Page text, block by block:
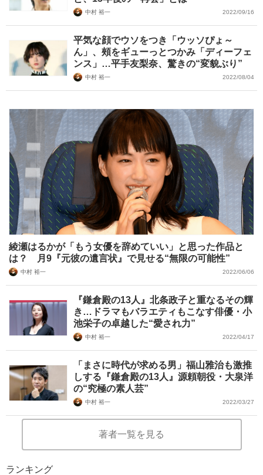
中村 裕一 2022/09/16
平気な顔でウソをつき「ウッソぴょ～
ん」、頰をギューっとつかみ「ディーフェ
ンス」…平手友梨奈、驚きの“変貌ぶり”
中村 裕一 2022/08/04
綾瀬はるかが「もう女優を辞めていい」と思った作品と
は？ 月9『元彼の遺言状』で見せる“無限の可能性”
中村 裕一 2022/06/06
『鎌倉殿の13人』北条政子と重なるその輝
き…ドラマもバラエティもこなす俳優・小
池栄子の卓越した“愛され力”
中村 裕一 2022/04/17
「まさに時代が求める男」福山雅治も激推
しする『鎌倉殿の13人』源頼朝役・大泉洋
の“究極の素人芸”
中村 裕一 2022/03/27
著者一覧を見る
ランキング